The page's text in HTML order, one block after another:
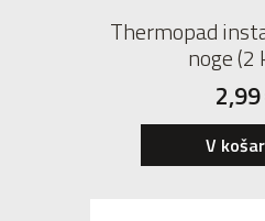
Thermopad
noge (2
2,99
V